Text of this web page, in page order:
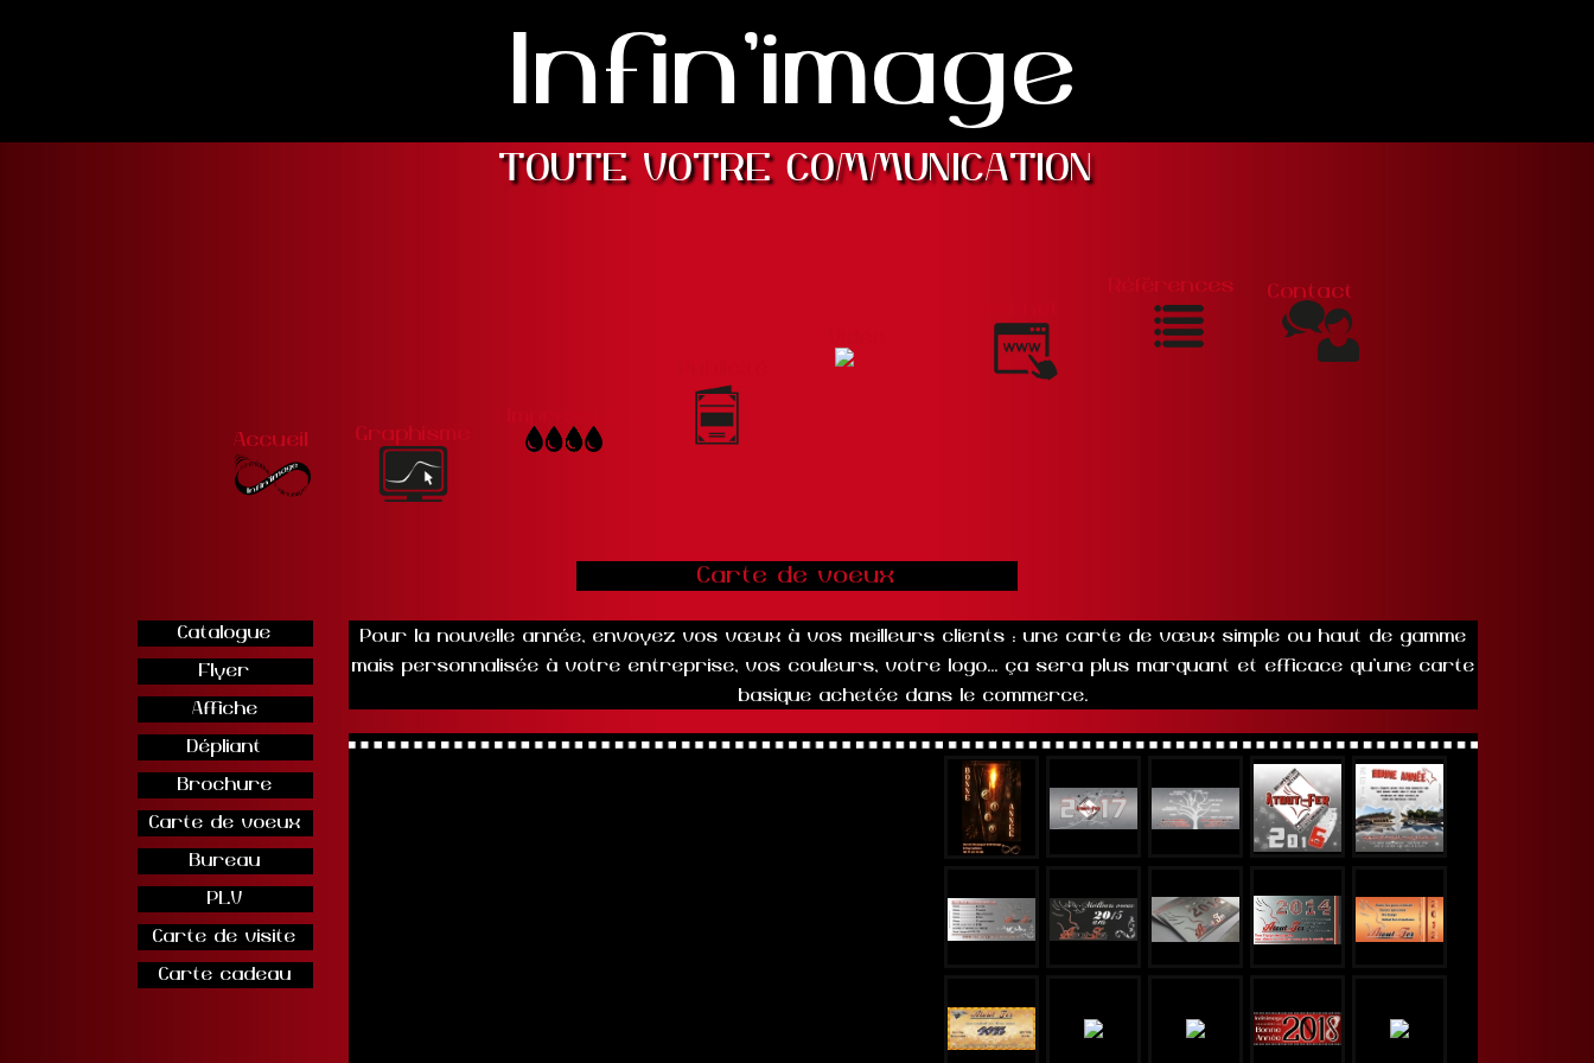
Infin'image
TOUTE VOTRE COMMUNICATION
Accueil Graphisme
Références Contact
Carte de voeux
Catalogue
Flyer
Affiche
Dépliant
Brochure
Carte de voeux
Bureau
PLV
Carte de visite
Carte cadeau
Pour la nouvelle année, envoyez vos vœux à vos meilleurs clients : une carte de vœux simple ou haut de gamme
mais personnalisée à votre entreprise, vos couleurs, votre logo... ça sera plus marquant et efficace qu'une carte
basique achetée dans le commerce.